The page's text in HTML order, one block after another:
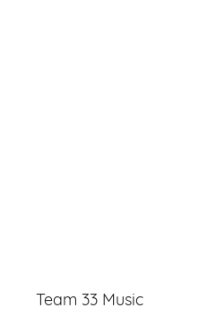
Team 33 Music